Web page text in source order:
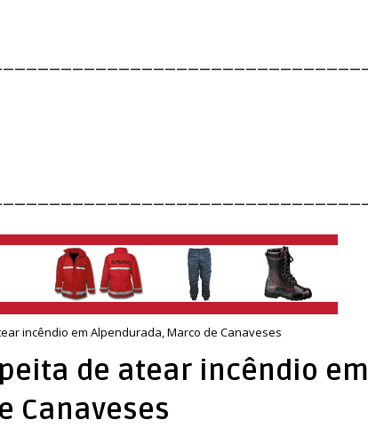
incêndio em Alpendurada, Marco de Canaveses
de atear incêndio em
Canaveses